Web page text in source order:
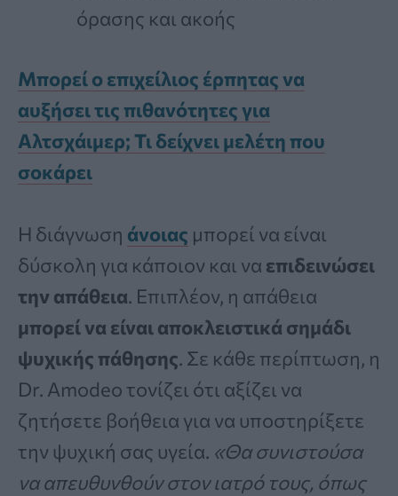
όρασης και ακοής
Μπορεί ο επιχείλιος έρπητας να
αυξήσει τις πιθανότητες για
Αλτσχάιμερ; Τι δείχνει μελέτη που
σοκάρει
Η διάγνωση άνοιας μπορεί να είναι
δύσκολη για κάποιον και να επιδεινώσει
την απάθεια. Επιπλέον, η απάθεια
μπορεί να είναι αποκλειστικά σημάδι
ψυχικής πάθησης. Σε κάθε περίπτωση, η
Dr. Amodeo τονίζει ότι αξίζει να
ζητήσετε βοήθεια για να υποστηρίξετε
την ψυχική σας υγεία. «Θα συνιστούσα
να απευθυνθούν στον ιατρό τους, όπως